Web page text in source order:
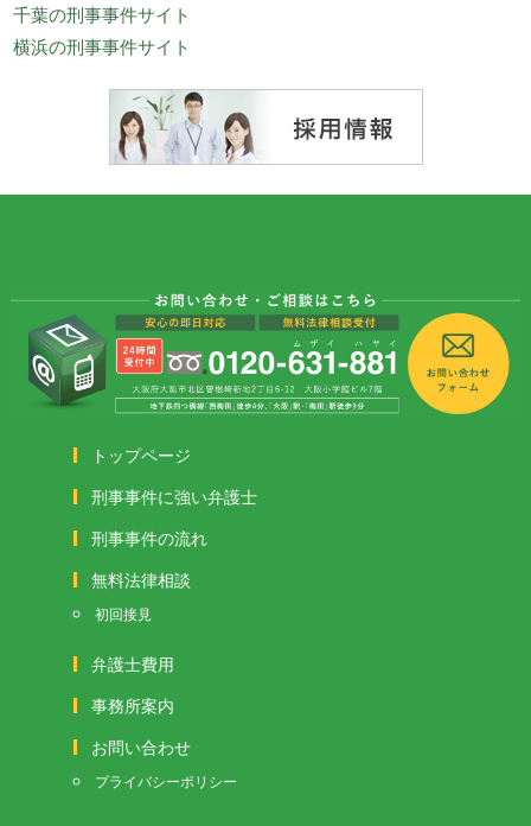
千葉の刑事事件サイト
横浜の刑事事件サイト
トップページ
刑事事件に強い弁護士
刑事事件の流れ
無料法律相談
初回接見
弁護士費用
事務所案内
お問い合わせ
プライバシーポリシー